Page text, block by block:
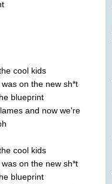
cool kids
was on the new sh*t
blueprint
and now we're
cool kids
was on the new sh*t
blueprint